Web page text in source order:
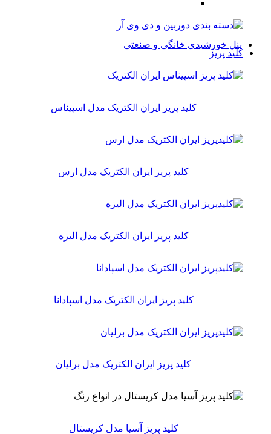
پنل خورشیدی خانگی و صنعتی
کلید پریز
کلید پریز ایران الکتریک مدل اسپیناس
کلید پریز ایران الکتریک مدل ارس
کلید پریز ایران الکتریک مدل الیزه
کلید پریز ایران الکتریک مدل اسپادانا
کلید پریز ایران الکتریک مدل برلیان
کلید پریز آسیا مدل کریستال